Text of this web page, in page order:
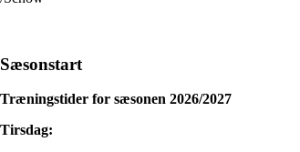
Sæsonstart
Træningstider for sæsonen 2026/2027
Tirsdag: